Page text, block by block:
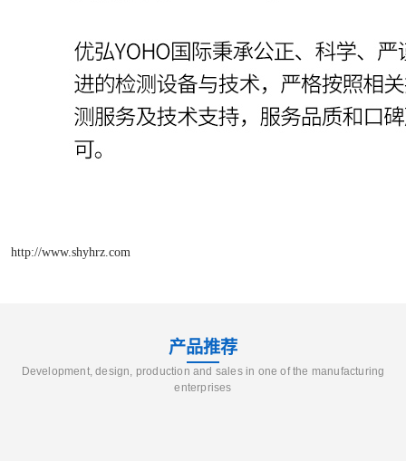
http://www.shyhrz.com
产品推荐
Development, design, production and sales in one of the manufacturing
enterprises